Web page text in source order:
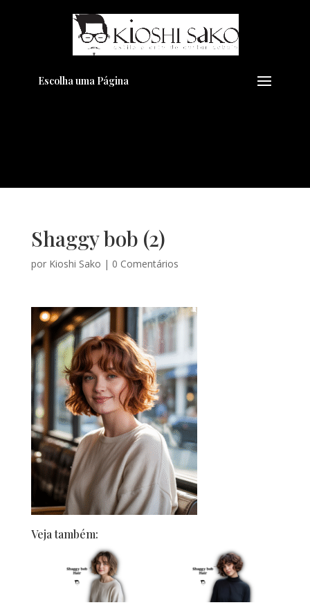
Escolha uma Página
Shaggy bob (2)
por Kioshi Sako | 0 Comentários
Veja também:
Pensando em transformar seu
Visual??